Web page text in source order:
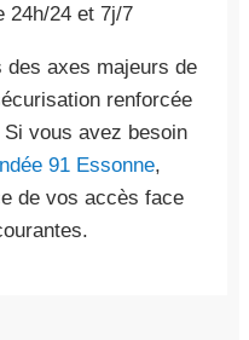
24h/24 et 7j/7
des axes majeurs de
renforcée
vous avez besoin
91 Essonne,
de vos accès face